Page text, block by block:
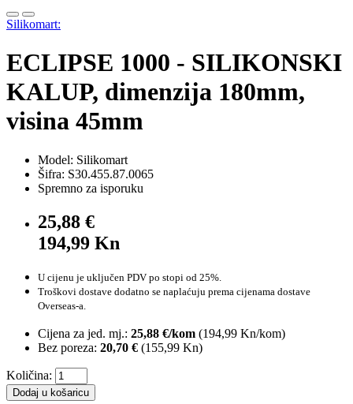
Silikomart:
ECLIPSE 1000 - SILIKONSKI
KALUP, dimenzija 180mm,
visina 45mm
Model: Silikomart
Šifra: S30.455.87.0065
Spremno za isporuku
25,88 €
194,99 Kn
U cijenu je uključen PDV po stopi od 25%.
Troškovi dostave dodatno se naplaćuju prema cijenama dostave
Overseas-a.
Cijena za jed. mj.: 25,88 €/kom (194,99 Kn/kom)
Bez poreza: 20,70 € (155,99 Kn)
Količina:
Dodaj u košaricu